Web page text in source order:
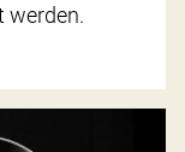
werden.